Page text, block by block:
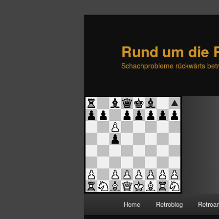
Rund um die
Schachprobleme rückwärts
Zum
Zum
Home Retroblog